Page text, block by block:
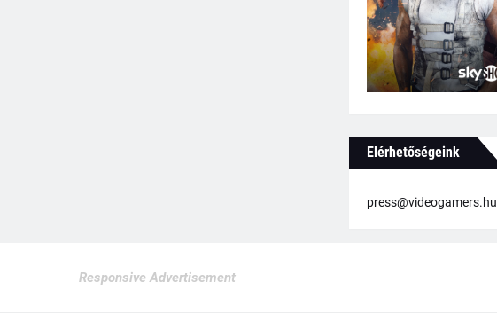
Elérhetőségeink
press@videogamers.hu
Responsive Advertisement